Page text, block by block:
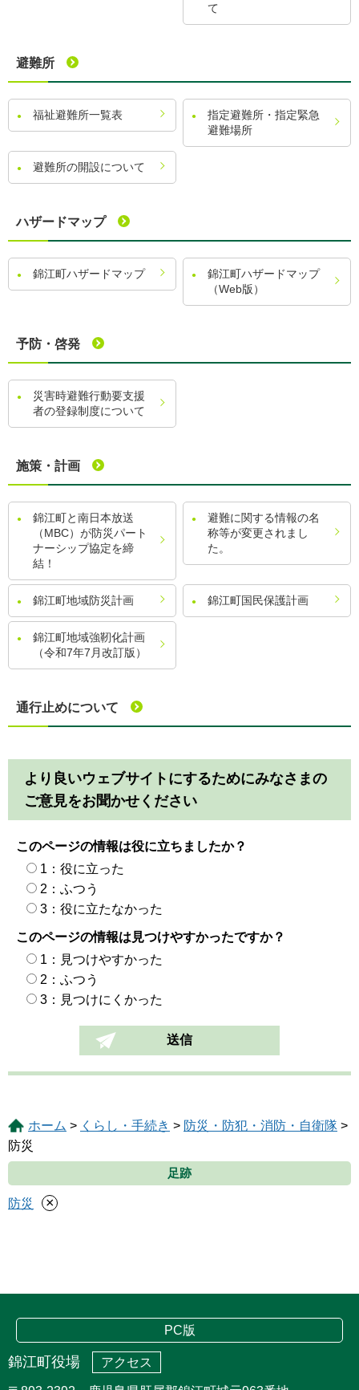
て
避難所
福祉避難所一覧表
指定避難所・指定緊急
避難場所
避難所の開設について
ハザードマップ
錦江町ハザードマップ
錦江町ハザードマップ
（Web版）
予防・啓発
災害時避難行動要支援
者の登録制度について
施策・計画
錦江町と南日本放送
（MBC）が防災パート
ナーシップ協定を締
結！
避難に関する情報の名
称等が変更されまし
た。
錦江町地域防災計画 錦江町国民保護計画
錦江町地域強靭化計画
（令和7年7月改訂版）
通行止めについて
より良いウェブサイトにするためにみなさまの
ご意見をお聞かせください
このページの情報は役に立ちましたか？
1：役に立った
2：ふつう
3：役に立たなかった
このページの情報は見つけやすかったですか？
1：見つけやすかった
2：ふつう
3：見つけにくかった
ホーム > くらし・手続き > 防災・防犯・消防・自衛隊 >
防災
足跡
防災 ×
PC版
錦江町役場 アクセス